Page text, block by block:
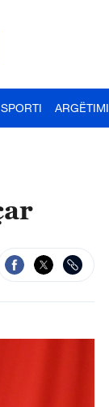
SPORTI ARGËTIMI